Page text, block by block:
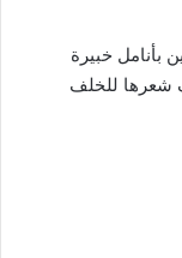
بأنامل خبيرة
شعرها للخلف